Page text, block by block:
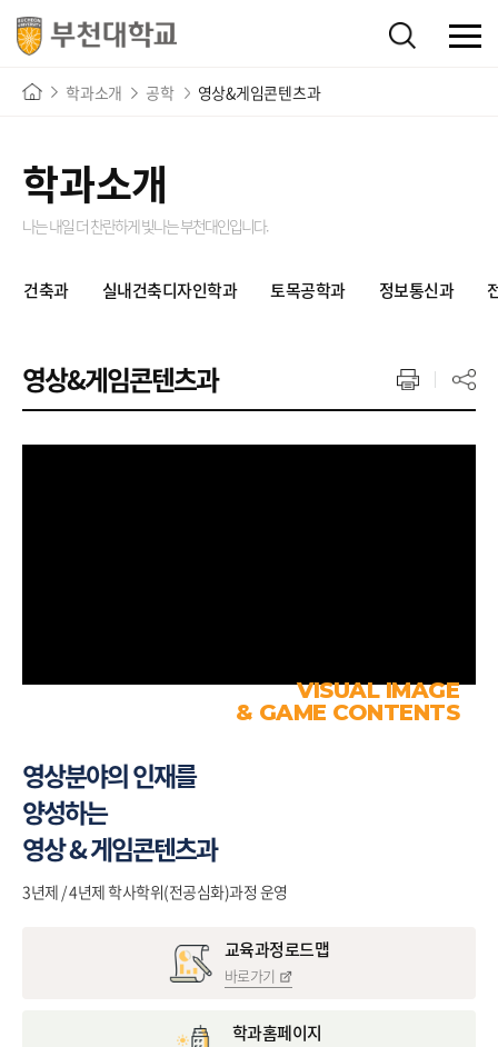
학과소개 공학 영상&게임콘텐츠과
학과소개
나는 내일 더 찬란하게 빛나는부천대인입니다.
건축과 실내건축디자인학과 토목공학과 정보통신과
영상&게임콘텐츠과
VISUAL IMAGE
& GAME CONTENTS
영상분야의 인재를
양성하는
영상 & 게임콘텐츠과
3년제 / 4년제 학사학위(전공심화)과정 운영
교육과정로드맵
바로가기
학과홈페이지